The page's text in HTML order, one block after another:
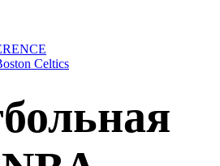
Celtics